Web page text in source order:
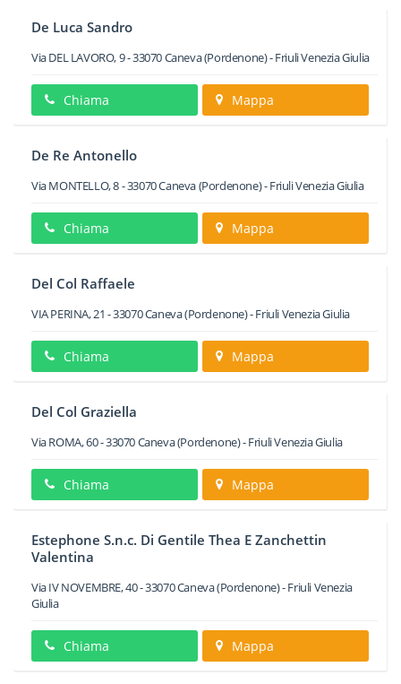
De Luca Sandro
Via DEL LAVORO, 9-33070Caneva(Pordenone) -Friuli Venezia Giulia
Chiama Mappa
De Re Antonello
Via MONTELLO, 8-33070Caneva(Pordenone) -Friuli Venezia Giulia
Chiama Mappa
Del Col Raffaele
VIA PERINA, 21 -33070Caneva(Pordenone) -Friuli Venezia Giulia
Chiama Mappa
Del Col Graziella
Via ROMA, 60-33070Caneva(Pordenone) -Friuli Venezia Giulia
Chiama Mappa
Estephone S.n.c. Di Gentile Thea E Zanchettin
Valentina
Via IV NOVEMBRE, 40-33070Caneva(Pordenone) -Friuli Venezia
Giulia
Chiama Mappa